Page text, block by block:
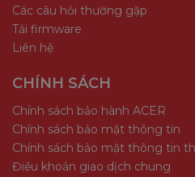
Các câu hỏi thường gặp
Tải firmware
Liên hệ
CHÍNH SÁCH
Chính sách bảo hành ACER
Chính sách bảo mật thông tin
Chính sách bảo mật thông tin
Điều khoản giao dịch chung